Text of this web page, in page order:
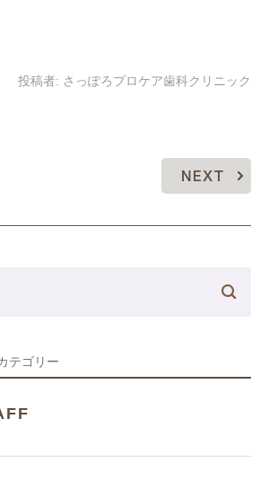
投稿者: さっぽろプロケア歯科クリニック
NEXT
テゴリー